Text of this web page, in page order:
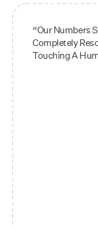
“Our Numbers
Completely
Touching A